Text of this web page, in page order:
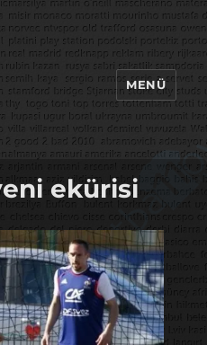
MENÜ
ekürisi